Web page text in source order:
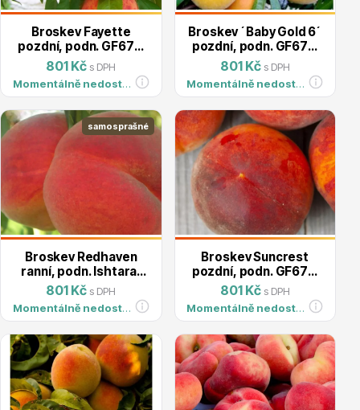
Trvalky
Bylinky do kuchyně
Živé ploty
Broskev Fayette
pozdní, podn. GF677,
kont. 5l
801 Kč s DPH
Momentálně nedostupné
Broskev ´Baby Gold 6´
pozdní, podn. GF677,
kont. 5l
801 Kč s DPH
Momentálně nedostupné
samosprašné
Broskev Redhaven
ranní, podn. Ishtara,
kont. 5l
801 Kč s DPH
Momentálně nedostupné
Broskev Suncrest
pozdní, podn. GF677,
kont.5l
801 Kč s DPH
Momentálně nedostupné